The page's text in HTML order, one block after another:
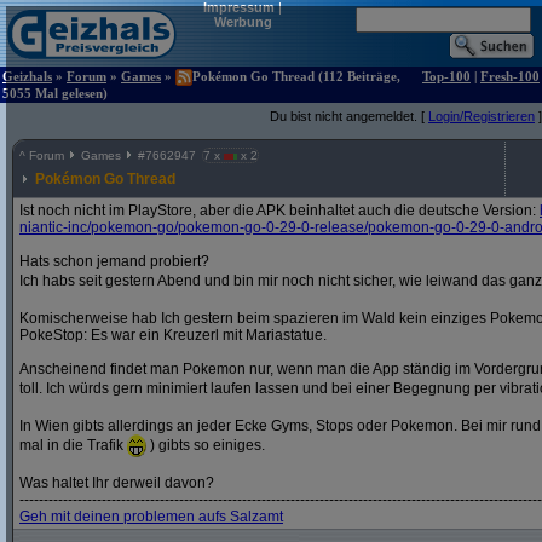
Impressum|
Werbung
Geizhals » Forum » Games »
Pokémon Go Thread (112 Beiträge,
5055 Mal gelesen)
Top-100 | Fresh-100
Du bist nicht angemeldet. [ Login/Registrieren ]
^ Forum Games #7662947 7 x x 2
Pokémon Go Thread
Ist noch nicht im PlayStore, aber die APK beinhaltet auch die deutsche Version:
niantic-inc/pokemon-go/pokemon-go-0-29-0-release/pokemon-go-0-29-0-
Hats schon jemand probiert?
Ich habs seit gestern Abend und bin mir noch nicht sicher, wie leiwand das
Komischerweise hab Ich gestern beim spazieren im Wald kein einziges
PokeStop: Es war ein Kreuzerl mit Mariastatue.
Anscheinend findet man Pokemon nur, wenn man die App ständig im
toll. Ich würds gern minimiert laufen lassen und bei einer Begegnung per
In Wien gibts allerdings an jeder Ecke Gyms, Stops oder Pokemon. Bei mir
mal in die Trafik
) gibts so einiges.
Was haltet Ihr derweil davon?
Geh mit deinen problemen aufs Salzamt